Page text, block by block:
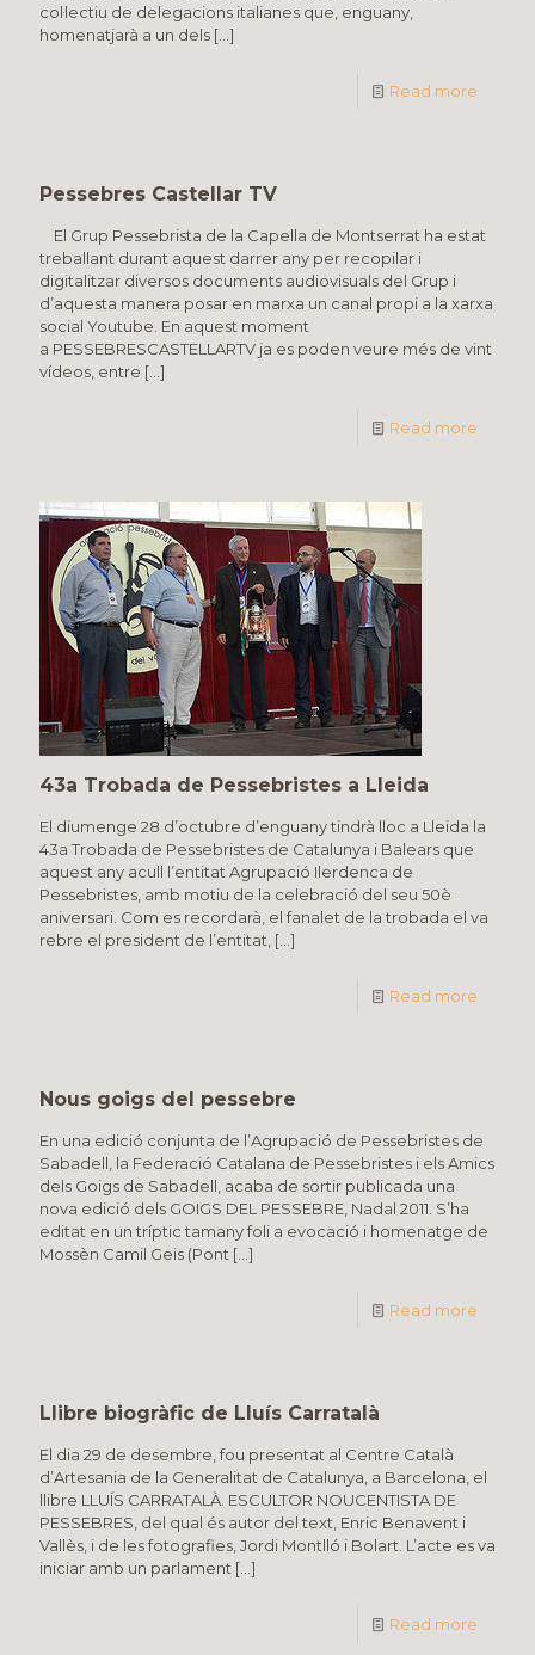
col·lectiu de delegacions italianes que, enguany,
homenatjarà a un dels […]
Read more
Pessebres Castellar TV
El Grup Pessebrista de la Capella de Montserrat ha estat
treballant durant aquest darrer any per recopilar i
digitalitzar diversos documents audiovisuals del Grup i
d’aquesta manera posar en marxa un canal propi a la xarxa
social Youtube. En aquest moment
a PESSEBRESCASTELLARTV ja es poden veure més de vint
vídeos, entre […]
Read more
43a Trobada de Pessebristes a Lleida
El diumenge 28 d’octubre d’enguany tindrà lloc a Lleida la
43a Trobada de Pessebristes de Catalunya i Balears que
aquest any acull l’entitat Agrupació Ilerdenca de
Pessebristes, amb motiu de la celebració del seu 50è
aniversari. Com es recordarà, el fanalet de la trobada el va
rebre el president de l’entitat, […]
Read more
Nous goigs del pessebre
En una edició conjunta de l’Agrupació de Pessebristes de
Sabadell, la Federació Catalana de Pessebristes i els Amics
dels Goigs de Sabadell, acaba de sortir publicada una
nova edició dels GOIGS DEL PESSEBRE, Nadal 2011. S’ha
editat en un tríptic tamany foli a evocació i homenatge de
Mossèn Camil Geis (Pont […]
Read more
Llibre biogràfic de Lluís Carratalà
El dia 29 de desembre, fou presentat al Centre Català
d’Artesania de la Generalitat de Catalunya, a Barcelona, el
llibre LLUÍS CARRATALÀ. ESCULTOR NOUCENTISTA DE
PESSEBRES, del qual és autor del text, Enric Benavent i
Vallès, i de les fotografies, Jordi Montlló i Bolart. L’acte es va
iniciar amb un parlament […]
Read more